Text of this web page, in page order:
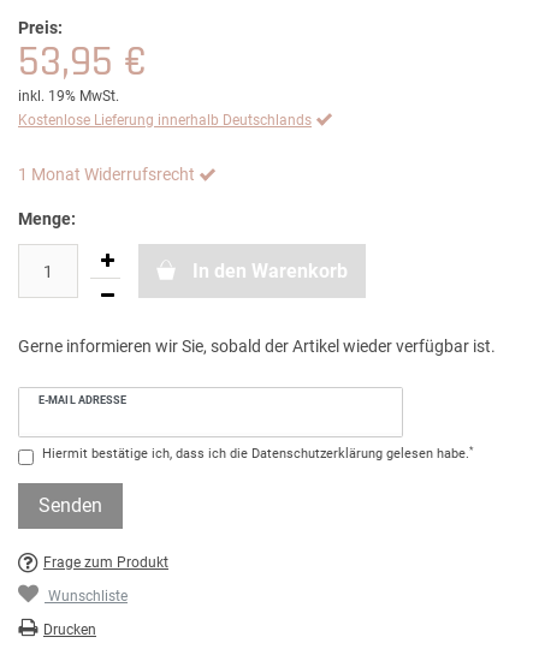
Preis:
53,95 €
inkl. 19% MwSt.
Kostenlose Lieferung innerhalb Deutschlands
1 Monat Widerrufsrecht
Menge:
In den Warenkorb
Gerne informieren wir Sie, sobald der Artikel wieder verfügbar ist.
E-MAIL ADRESSE
Hiermit bestätige ich, dass ich die Daten­schutz­erklärung gelesen habe.*
Senden
Frage zum Produkt
Wunschliste
Drucken